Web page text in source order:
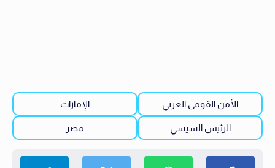
الأمن القومى العربي الإمارات
الرئيس السيسي مصر